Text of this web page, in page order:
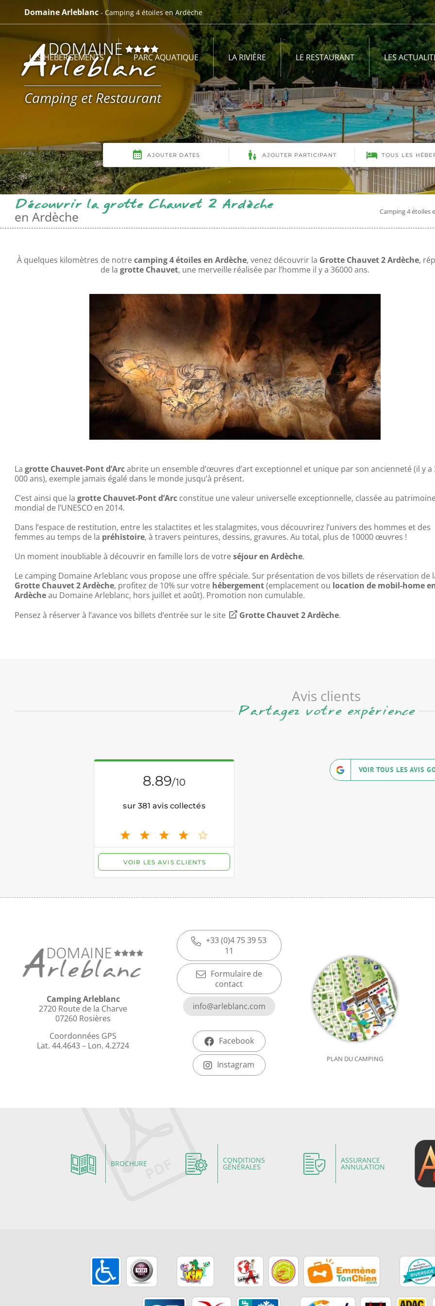
contenu
Domaine Arleblanc - Camping 4 étoiles en Ardèche
Camping et Restaurant
LES HÉBERGEMENTS PARC AQUATIQUE LA RIVIÈRE LE RESTAURANT LES
Découvrir la grotte Chauvet 2 Ardèche
en Ardèche Camping 4 étoiles
À quelques kilomètres de notrecamping 4 étoiles en Ardèche, venez découvrir la Grotte Chauvet 2 Ardèche,
de lagrotte Chauvet, une merveille réalisée par l’homme il y a 36000 ans.
La grotte Chauvet-Pont d’Arcabrite un ensemble d’œuvres d’art exceptionnel et unique par son ancienneté (il y a
000 ans), exemple jamais égalé dans le monde jusqu’à présent.
C’est ainsi que la grotte Chauvet-Pont d’Arcconstitue une valeur universelle exceptionnelle, classée au
mondial de l’UNESCO en 2014.
Dans l’espace de restitution, entre les stalactites et les stalagmites, vous découvrirez l’univers des hommes et des
femmes au temps de la préhistoire, à travers peintures, dessins, gravures. Au total, plus de 10000 œuvres !
Un moment inoubliable à découvrir en famille lors de votreséjour en Ardèche.
Le camping Domaine Arleblanc vous propose une offre spéciale. Sur présentation de vos billets de réservation de
Grotte Chauvet 2 Ardèche, profitez de 10% sur votre hébergement(emplacement ou location de mobil-home
Ardècheau Domaine Arleblanc, hors juillet et août). Promotion non cumulable.
Pensez à réserver à l’avance vos billets d’entrée sur le site
Grotte Chauvet 2 Ardèche.
Avis clients
Partagez votre expérience
VOIR TOUS LES AVIS
Camping Arleblanc
2720 Route de la Charve
07260 Rosières
Coordonnées GPS
Lat. 44.4643 – Lon. 4.2724
+33 (0)4 75 39 53
11
Formulaire de
contact
info@arleblanc.com
Facebook
Instagram
PLAN DU CAMPING
BROCHURE CONDITIONS
GÉNÉRALES
ASSURANCE
ANNULATION